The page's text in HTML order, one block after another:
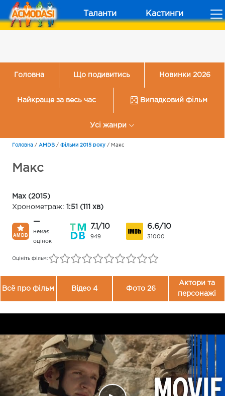
Таланти Кастинги
Головна Що подивитись Новинки 2026
Найкраще за весь час Випадковий фільм
Усі жанри
Головна / AMDB / Фільми 2015 року / Макс
Макс
Max (2015)
Хронометраж: 1:51 (111 хв)
—
немає
оцінок
7.1/10
949
6.6/10
31000
Оцініть фільм:
Всё про фільм Відео 4 Фото 26
Актори та
персонажі